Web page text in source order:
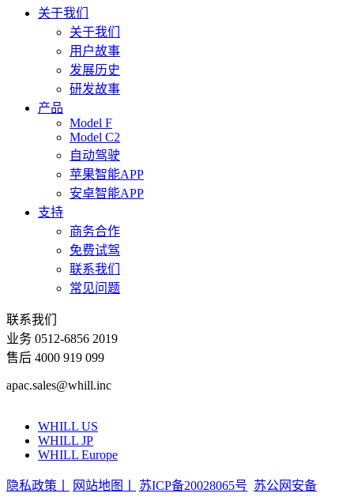
关于我们
关于我们
用户故事
发展历史
研发故事
产品
Model F
Model C2
自动驾驶
苹果智能APP
安卓智能APP
支持
商务合作
免费试驾
联系我们
常见问题
联系我们
业务 0512-6856 2019
售后 4000 919 099
apac.sales@whill.inc
WHILL US
WHILL JP
WHILL Europe
隐私政策丨 网站地图丨 苏ICP备20028065号 苏公网安备